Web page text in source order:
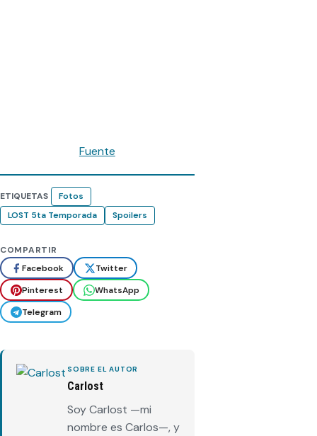
Fuente
ETIQUETAS
Fotos
LOST 5ta Temporada
Spoilers
COMPARTIR
Facebook
Twitter
Pinterest
WhatsApp
Telegram
SOBRE EL AUTOR
Carlost
Soy Carlost —mi
nombre es Carlos—, y